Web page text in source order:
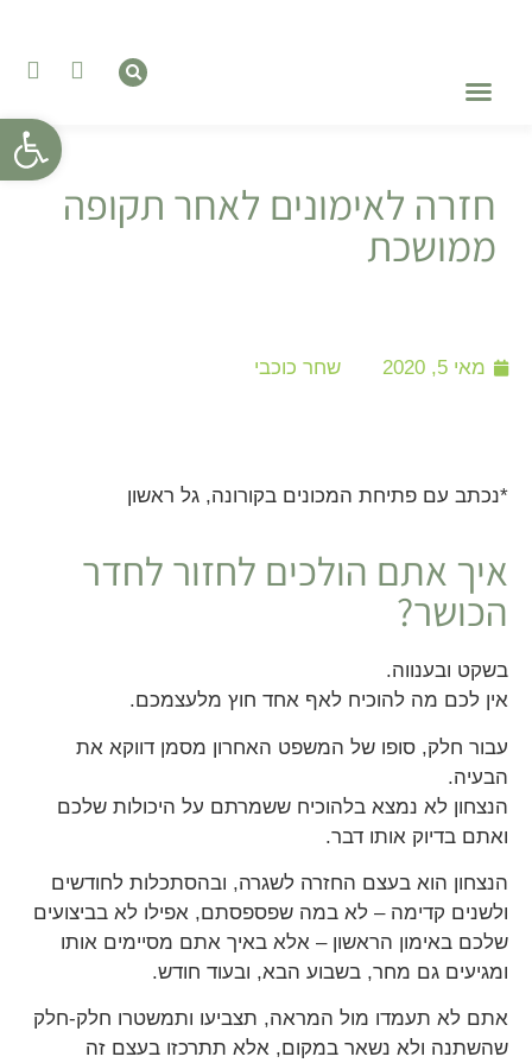
חזרה לאימונים לאחר תקופה
ממושכת
מאי 5, 2020 שחר כוכבי
*נכתב עם פתיחת המכונים בקורונה, גל ראשון
איך אתם הולכים לחזור לחדר
הכושר?
בשקט ובענווה.
אין לכם מה להוכיח לאף אחד חוץ מלעצמכם.
עבור חלק, סופו של המשפט האחרון מסמן דווקא את
הבעיה.
הנצחון לא נמצא בלהוכיח ששמרתם על היכולות שלכם
ואתם בדיוק אותו דבר.
הנצחון הוא בעצם החזרה לשגרה, ובהסתכלות לחודשים
ולשנים קדימה – לא במה שפספסתם, אפילו לא בביצועים
שלכם באימון הראשון – אלא באיך אתם מסיימים אותו
ומגיעים גם מחר, בשבוע הבא, ובעוד חודש.
אתם לא תעמדו מול המראה, תצביעו ותמשטרו חלק-חלק
שהשתנה ולא נשאר במקום, אלא תתרכזו בעצם זה
פתח